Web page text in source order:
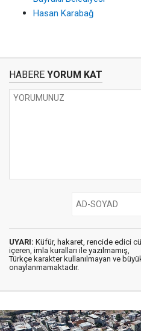
Hasan Karabağ
HABERE YORUM KAT
UYARI: Küfür, hakaret, rencide edici
içeren, imla kuralları ile yazılmamış,
Türkçe karakter kullanılmayan ve
onaylanmamaktadır.